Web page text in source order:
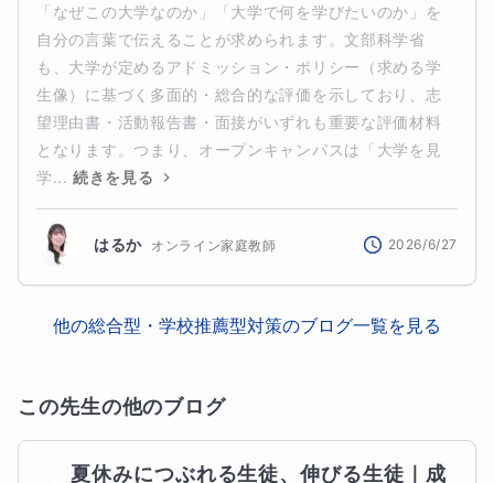
「なぜこの大学なのか」「大学で何を学びたいのか」を
自分の言葉で伝えることが求められます。文部科学省
も、大学が定めるアドミッション・ポリシー（求める学
生像）に基づく多面的・総合的な評価を示しており、志
望理由書・活動報告書・面接がいずれも重要な評価材料
となります。つまり、オープンキャンパスは「大学を見
学... 続きを見る
はるか オンライン家庭教師 2026/6/27
他の総合型・学校推薦型対策のブログ一覧を見る
この先生の他のブログ
夏休みにつぶれる生徒、伸びる生徒｜成